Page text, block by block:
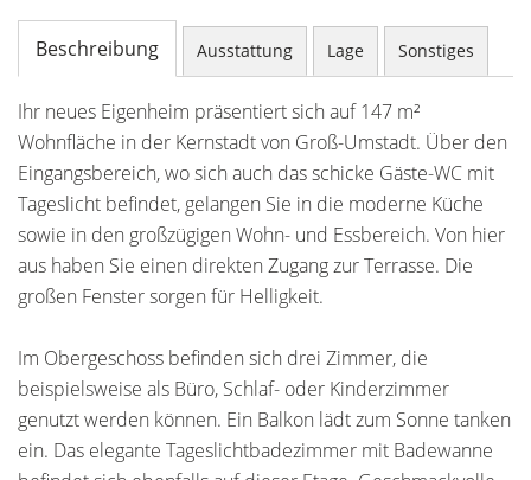
Beschreibung Ausstattung Lage Sonstiges
Ihr neues Eigenheim präsentiert sich auf 147 m²
Wohnfläche in der Kernstadt von Groß-Umstadt. Über den
Eingangsbereich, wo sich auch das schicke Gäste-WC mit
Tageslicht befindet, gelangen Sie in die moderne Küche
sowie in den großzügigen Wohn- und Essbereich. Von hier
aus haben Sie einen direkten Zugang zur Terrasse. Die
großen Fenster sorgen für Helligkeit.
Im Obergeschoss befinden sich drei Zimmer, die
beispielsweise als Büro, Schlaf- oder Kinderzimmer
genutzt werden können. Ein Balkon lädt zum Sonne tanken
ein. Das elegante Tageslichtbadezimmer mit Badewanne